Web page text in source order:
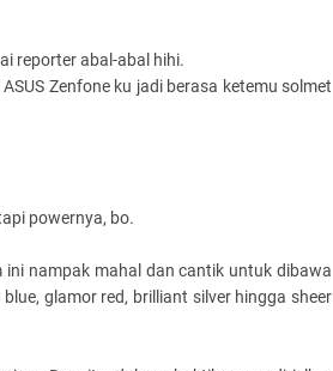
reporter abal-abal hihi.
Zenfone ku jadi berasa ketemu solmet
powernya, bo.
ini nampak mahal dan cantik untuk dibawa
glamor red, brilliant silver hingga sheer